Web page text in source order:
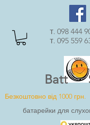
т. 098 444
т. 095 559
Batt
Безкоштовно від 1000 грн.
батарейки для